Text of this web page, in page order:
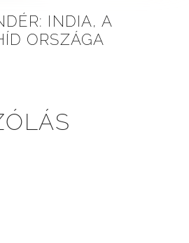
INDIA, A
ORSZÁGA